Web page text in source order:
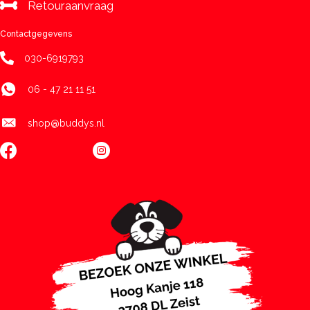
Retouraanvraag
Contactgegevens
030-6919793
06 - 47 21 11 51
shop@buddys.nl